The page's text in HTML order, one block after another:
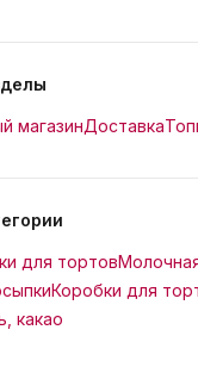
магазинДоставка
для тортов
Коробки для
какао